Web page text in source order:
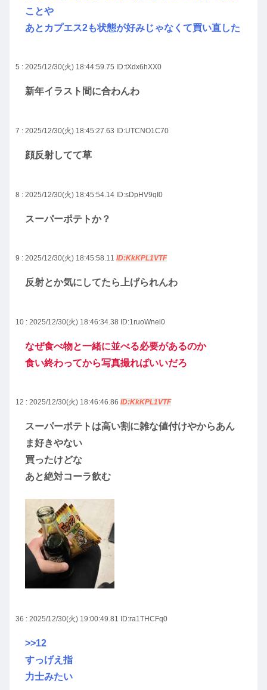
ことや
あとカプエス2も状態が好みじゃなくて買い直した
5 : 2025/12/30(火) 18:44:59.75 ID:tXdx6hXX0
新年イラスト間に合わんわ
7 : 2025/12/30(火) 18:45:27.63 ID:UTCNO1C70
顔反射してて草
8 : 2025/12/30(火) 18:45:54.14 ID:sDpHV9qI0
スーパーポテトか？
9 : 2025/12/30(火) 18:45:58.11 ID:KkKPL1VTF
反射とか気にしてたら上げられんわ
10 : 2025/12/30(火) 18:46:34.38 ID:1ruoWnel0
なぜ食べ物と一緒に並べる必要があるのか
食い終わってから写真撮ればいいだろ
12 : 2025/12/30(火) 18:46:46.86 ID:KkKPL1VTF
スーパーポテトは高い割に雑な値付けやからあん
ま好きやない
買ったけどな
あと絶対コーラ飲む
36 : 2025/12/30(火) 19:00:49.81 ID:ra1THCFq0
>>12
すっげえ指
力士みたい